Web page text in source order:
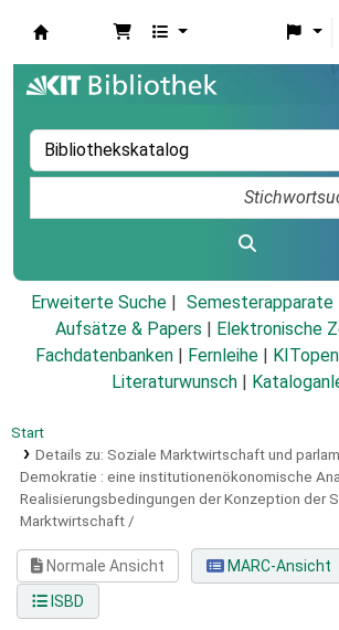
Erweiterte Suche Semesterapparate
Aufsätze & Papers
Elektronische
Fachdatenbanken
Fernleihe
Literaturwunsch
Start
Details zu: Soziale Marktwirtschaft und
Demokratie : eine institutionenökonomische
Realisierungsbedingungen der Konzeption der
Marktwirtschaft /
Normale Ansicht
MARC-Ansicht
ISBD